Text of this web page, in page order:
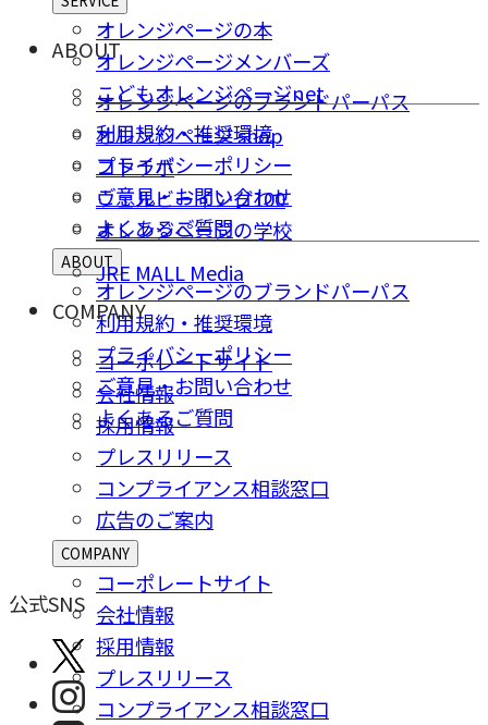
オレンジページの本
オレンジページメンバーズ
こどもオレンジページnet
オレンジページ shop
コトラボ
ウェルビーイング100
オレンジページの学校
JRE MALL Media
ABOUT
オレンジページのブランドパーパス
利用規約・推奨環境
プライバシーポリシー
ご意⾒・お問い合わせ
よくあるご質問
ABOUT
オレンジページのブランドパーパス
利用規約・推奨環境
プライバシーポリシー
ご意⾒・お問い合わせ
よくあるご質問
COMPANY
コーポレートサイト
会社情報
採⽤情報
プレスリリース
コンプライアンス相談窓⼝
広告のご案内
COMPANY
コーポレートサイト
会社情報
採⽤情報
プレスリリース
コンプライアンス相談窓⼝
公式SNS